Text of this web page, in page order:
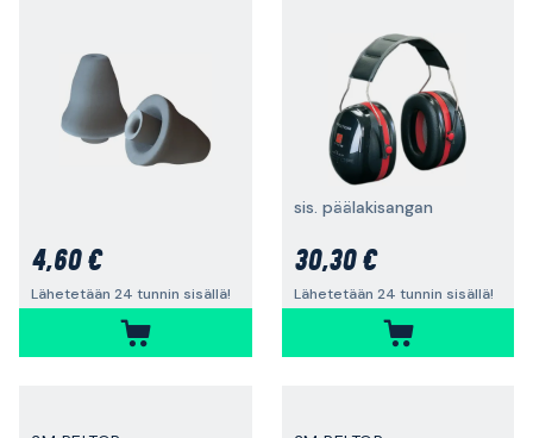
4,60 €
Lähetetään 24 tunnin sisällä!
sis. päälakisangan
30,30 €
Lähetetään 24 tunnin sisällä!